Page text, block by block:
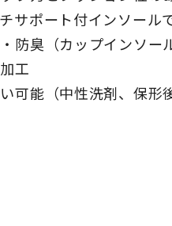
サポート付インソール
防臭（カップインソー
工
可能（中性洗剤、保形